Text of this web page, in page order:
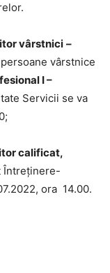
vârstnici –
vârstnice
I –
Servicii se va
calificat,
Întreținere-
ora 14.00.